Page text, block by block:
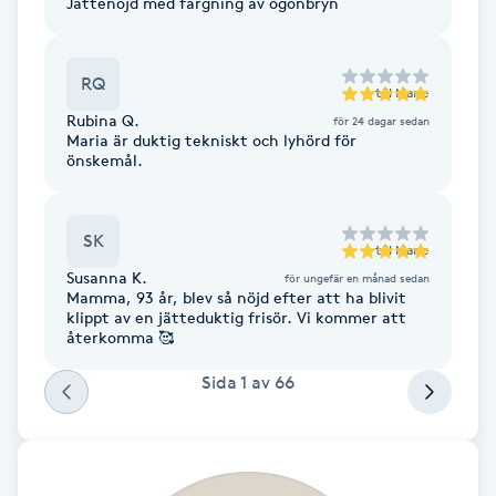
Damklippning
Dermapen
Enzympeeling
Extensions
Extensions borttagning
RQ till Marie
Rubina Q. för 24 dagar sedan
Maria är duktig tekniskt och lyhörd för
önskemål.
SK till Marie
Susanna K. för ungefär en månad sedan
Mamma, 93 år, blev så nöjd efter att ha blivit
klippt av en jätteduktig frisör. Vi kommer att
återkomma 🥰
Sida 1 av 66